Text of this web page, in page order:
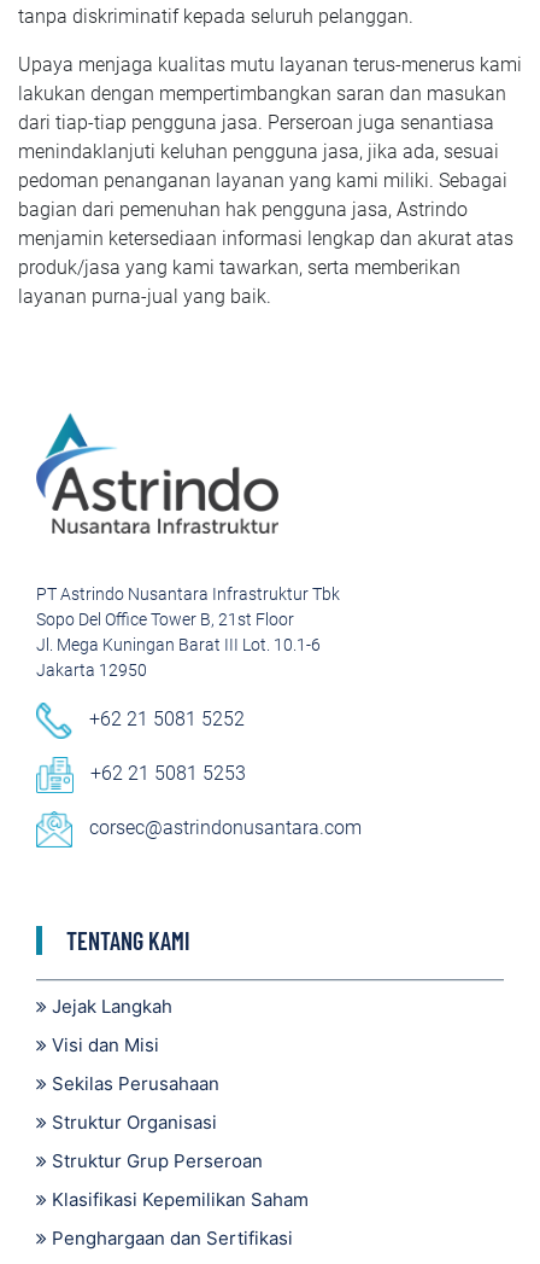
tanpa diskriminatif kepada seluruh pelanggan.
Upaya menjaga kualitas mutu layanan terus-menerus kami
lakukan dengan mempertimbangkan saran dan masukan
dari tiap-tiap pengguna jasa. Perseroan juga senantiasa
menindaklanjuti keluhan pengguna jasa, jika ada, sesuai
pedoman penanganan layanan yang kami miliki. Sebagai
bagian dari pemenuhan hak pengguna jasa, Astrindo
menjamin ketersediaan informasi lengkap dan akurat atas
produk/jasa yang kami tawarkan, serta memberikan
layanan purna-jual yang baik.
PT Astrindo Nusantara Infrastruktur Tbk
Sopo Del Office Tower B, 21st Floor
Jl. Mega Kuningan Barat III Lot. 10.1-6
Jakarta 12950
+62 21 5081 5252
+62 21 5081 5253
corsec@astrindonusantara.com
TENTANG KAMI
Jejak Langkah
Visi dan Misi
Sekilas Perusahaan
Struktur Organisasi
Struktur Grup Perseroan
Klasifikasi Kepemilikan Saham
Penghargaan dan Sertifikasi